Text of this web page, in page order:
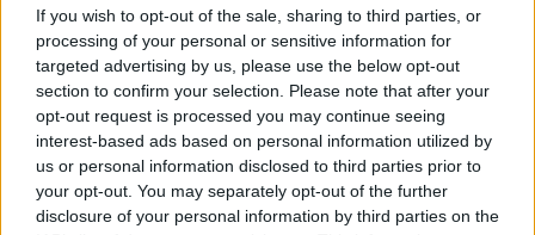
If you wish to opt-out of the sale, sharing to third parties, or
processing of your personal or sensitive information for
targeted advertising by us, please use the below opt-out
section to confirm your selection. Please note that after your
opt-out request is processed you may continue seeing
interest-based ads based on personal information utilized by
us or personal information disclosed to third parties prior to
your opt-out. You may separately opt-out of the further
disclosure of your personal information by third parties on the